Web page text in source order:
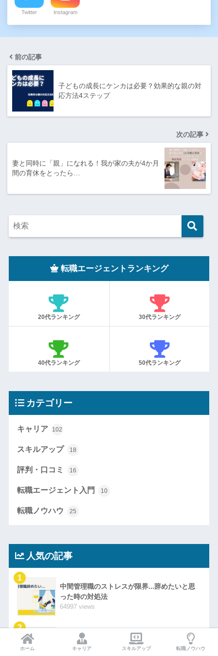
Twitter Instagram
前の記事
子どもの成長にケンカは必要？効果的な親の対
応方法4ステップ
次の記事
妻と同時に「親」になれる！我が家の夫が4か月
間の育休をとったら…
転職エージェントランキング
20代ランキング 30代ランキング
40代ランキング 50代ランキング
カテゴリー
キャリア 102
スキルアップ 18
評判・口コミ 16
転職エージェント入門 10
転職ノウハウ 25
人気の記事
1
中間管理職のストレスが限界...辞めたいと思
った時の対処法
64997 views
2
ITエンジニアと育児の関係性 僕が婚活相手に
ITエンジニアを激推しする理由
ホーム キャリア スキルアップ 転職ノウハウ